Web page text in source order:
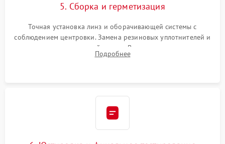
5. Сборка и герметизация
Точная установка линз и оборачивающей системы с
соблюдением центровки. Замена резиновых уплотнителей и
нанесение влагозащитной смазки. Вакуумирование корпуса
и заполнение его осушенным азотом или аргоном для
Подробнее